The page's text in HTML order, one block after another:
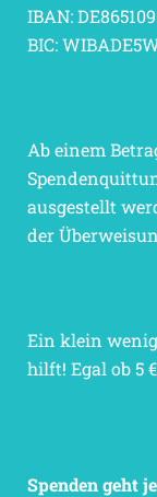
IBAN:
BIC:
Ab einem
ausgestellt
der
Ein klein
hilft! Egal ob 5
Spenden geht